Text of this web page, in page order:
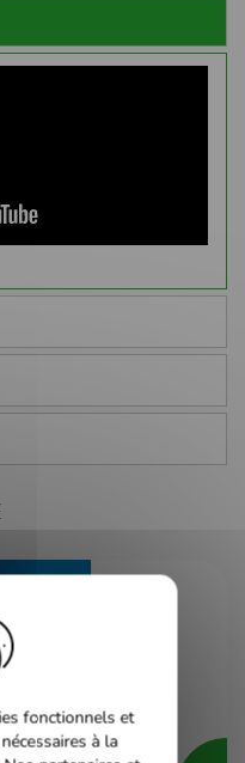
fonctionnels et
à la